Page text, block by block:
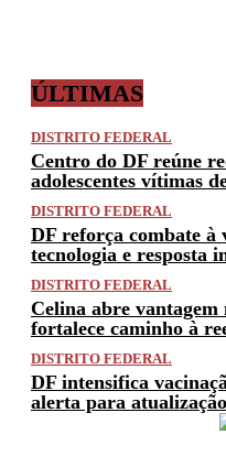
ÚLTIMAS
DISTRITO FEDERAL
Centro do DF reúne
adolescentes vítimas
DISTRITO FEDERAL
DF reforça combate à
tecnologia e resposta
DISTRITO FEDERAL
Celina abre vantagem
fortalece caminho à
DISTRITO FEDERAL
DF intensifica
alerta para